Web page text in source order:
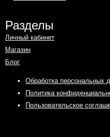
Разделы
Личный кабинет
Магазин
Блог
Обработка персональных
Политика
Пользовательское